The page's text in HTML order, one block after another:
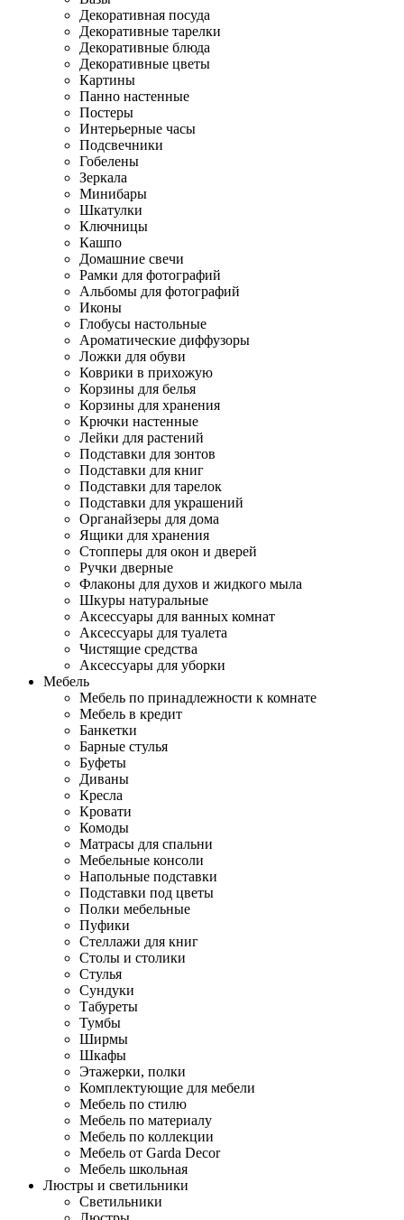
Декоративная посуда
Декоративные тарелки
Декоративные блюда
Декоративные цветы
Картины
Панно настенные
Постеры
Интерьерные часы
Подсвечники
Гобелены
Зеркала
Минибары
Шкатулки
Ключницы
Кашпо
Домашние свечи
Рамки для фотографий
Альбомы для фотографий
Иконы
Глобусы настольные
Ароматические диффузоры
Ложки для обуви
Коврики в прихожую
Корзины для белья
Корзины для хранения
Крючки настенные
Лейки для растений
Подставки для зонтов
Подставки для книг
Подставки для тарелок
Подставки для украшений
Органайзеры для дома
Ящики для хранения
Стопперы для окон и дверей
Ручки дверные
Флаконы для духов и жидкого мыла
Шкуры натуральные
Аксессуары для ванных комнат
Аксессуары для туалета
Чистящие средства
Аксессуары для уборки
Мебель
Мебель по принадлежности к комнате
Мебель в кредит
Банкетки
Барные стулья
Буфеты
Диваны
Кресла
Кровати
Комоды
Матрасы для спальни
Мебельные консоли
Напольные подставки
Подставки под цветы
Полки мебельные
Пуфики
Стеллажи для книг
Столы и столики
Стулья
Сундуки
Табуреты
Тумбы
Ширмы
Шкафы
Этажерки, полки
Комплектующие для мебели
Мебель по стилю
Мебель по материалу
Мебель по коллекции
Мебель от Garda Decor
Мебель школьная
Люстры и светильники
Светильники